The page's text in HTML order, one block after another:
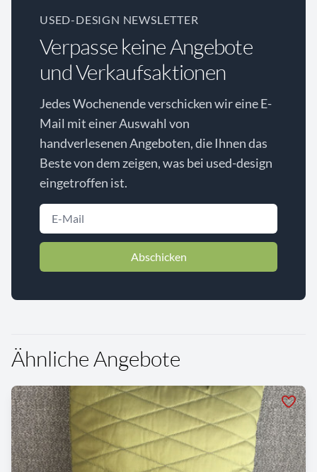
USED-DESIGN NEWSLETTER
Verpasse keine Angebote
und Verkaufsaktionen
Jedes Wochenende verschicken wir eine E-
Mail mit einer Auswahl von
handverlesenen Angeboten, die Ihnen das
Beste von dem zeigen, was bei used-design
eingetroffen ist.
Abschicken
Ähnliche Angebote